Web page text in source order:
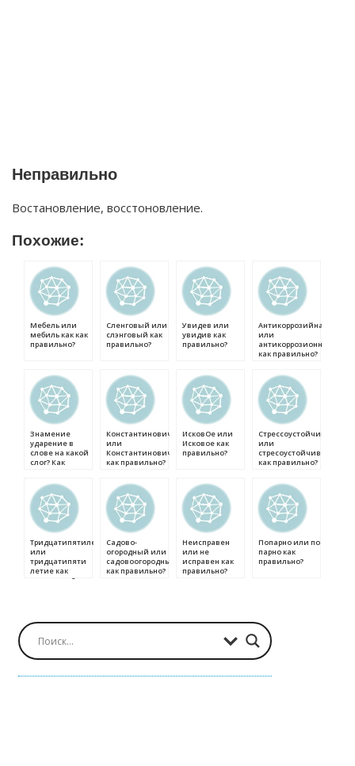
Неправильно
Востановление, восстоновление.
Похожие:
Мебель или
мебиль как как
правильно?
Сленговый или
слэнговый как
правильно?
Увидев или
увидив как
правильно?
Антикоррозийная
или
антикоррозионная
как правильно?
Знамение
ударение в
слове на какой
слог? Как
ставить
ударение?
Константинович
или
Константиновичь
как правильно?
ИсковОе или
Исковое как
правильно?
Стрессоустойчивость
или
стресоустойчивость
как правильно?
Тридцатипятилетие
или
тридцатипяти
летие как
правильно?
Садово-
огородный или
садовоогородный
как правильно?
Неисправен
или не
исправен как
правильно?
Попарно или по
парно как
правильно?